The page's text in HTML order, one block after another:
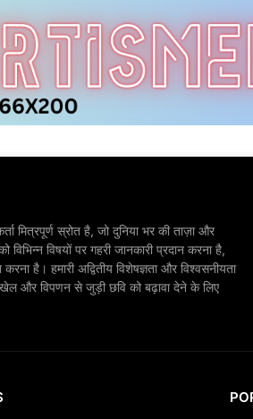
मित्रपूर्ण स्रोत है, जो दुनिया भर की ताज़ा और
विषयों पर गहरी जानकारी प्रदान करना है,
है। हमारी अद्वितीय विशेषज्ञता और विश्वसनीयता
खेल और विपणन से जुड़ी छवि को बढ़ावा देने के लिए